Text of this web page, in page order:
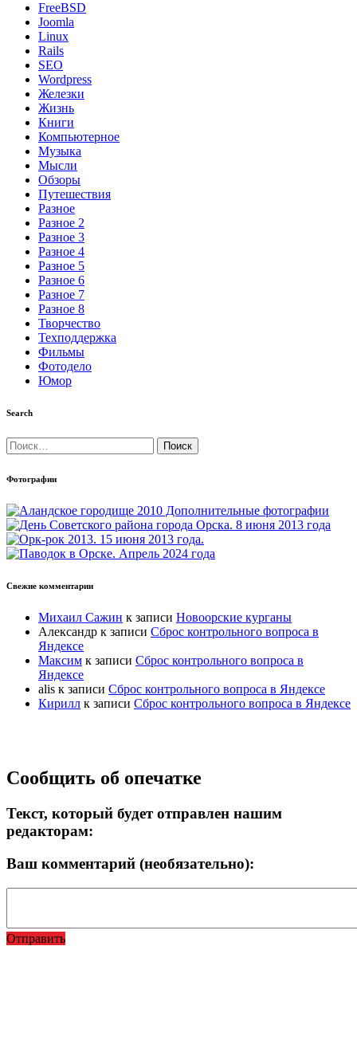
FreeBSD
Joomla
Linux
Rails
SEO
Wordpress
Железки
Жизнь
Книги
Компьютерное
Музыка
Мысли
Обзоры
Путешествия
Разное
Разное 2
Разное 3
Разное 4
Разное 5
Разное 6
Разное 7
Разное 8
Творчество
Техподдержка
Фильмы
Фотодело
Юмор
Search
Найти:
Фотографии
Свежие комментарии
Михаил Сажин к записи Новоорские курганы
Александр к записи Сброс контрольного вопроса в
Яндексе
Максим к записи Сброс контрольного вопроса в
Яндексе
alis к записи Сброс контрольного вопроса в Яндексе
Кирилл к записи Сброс контрольного вопроса в Яндексе
Прокрутка
вверх
Сообщить об опечатке
Текст, который будет отправлен нашим
редакторам:
Ваш комментарий (необязательно):
Отправить